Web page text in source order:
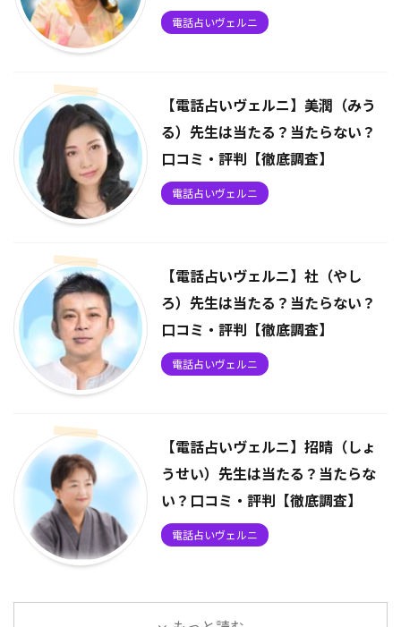
電話占いヴェルニ
【電話占いヴェルニ】美潤（みう
る）先生は当たる？当たらない？
口コミ・評判【徹底調査】
電話占いヴェルニ
【電話占いヴェルニ】社（やし
ろ）先生は当たる？当たらない？
口コミ・評判【徹底調査】
電話占いヴェルニ
【電話占いヴェルニ】招晴（しょ
うせい）先生は当たる？当たらな
い？口コミ・評判【徹底調査】
電話占いヴェルニ